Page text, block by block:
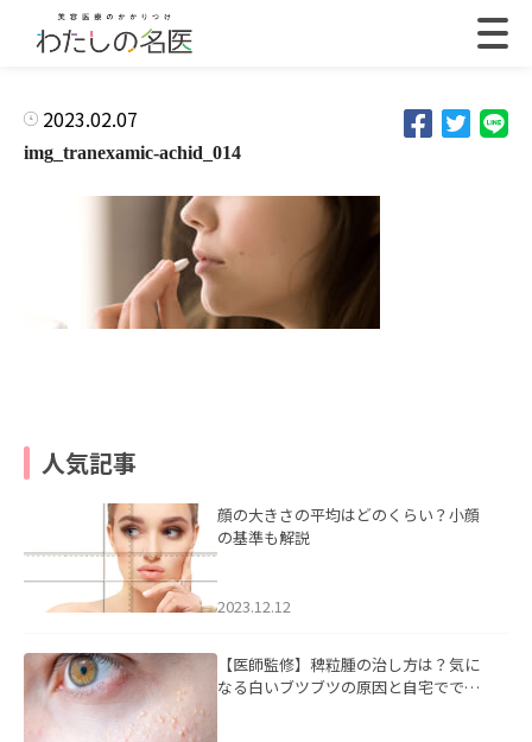
2023.02.07
img_tranexamic-achid_014
人気記事
顔の大きさの平均はどのくらい？小顔
の基準も解説
2023.12.12
【医師監修】稗粒腫の治し方は？気に
なる白いブツブツの原因と自宅ででき